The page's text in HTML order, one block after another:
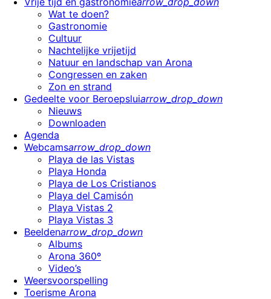
Wat te doen?
Gastronomie
Cultuur
Nachtelijke vrijetijd
Natuur en landschap van Arona
Congressen en zaken
Zon en strand
Gedeelte voor Beroepsluiarrow_drop_down
Nieuws
Downloaden
Agenda
Webcamsarrow_drop_down
Playa de las Vistas
Playa Honda
Playa de Los Cristianos
Playa del Camisón
Playa Vistas 2
Playa Vistas 3
Beeldenarrow_drop_down
Albums
Arona 360º
Video’s
Weersvoorspelling
Toerisme Arona